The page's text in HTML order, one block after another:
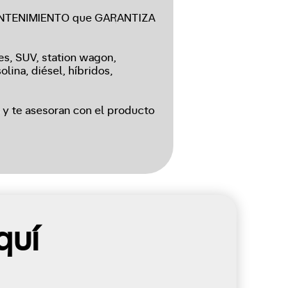
que GARANTIZA
SUV, station wagon,
diésel, híbridos,
y te asesoran con el producto